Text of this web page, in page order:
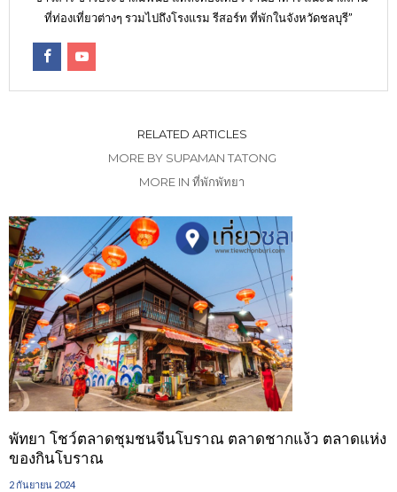
ที่ท่องเที่ยวต่างๆ รวมไปถึงโรงแรม รีสอร์ท ที่พักในจังหวัดชลบุรี”
RELATED ARTICLES
MORE BY SUPAMAN TATONG
MORE IN ที่พักพัทยา
พัทยา โชว์ตลาดชุมชนจีนโบราณ ตลาดชากแง้ว ตลาดแห่ง
ของกินโบราณ
2 กันยายน 2024